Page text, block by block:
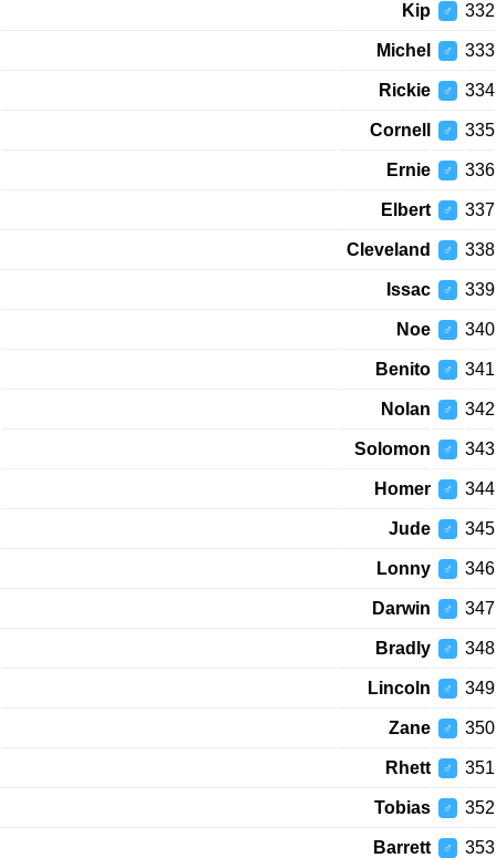
332
♂
Kip
333
♂
Michel
334
♂
Rickie
335
♂
Cornell
336
♂
Ernie
337
♂
Elbert
338
♂
Cleveland
339
♂
Issac
340
♂
Noe
341
♂
Benito
342
♂
Nolan
343
♂
Solomon
344
♂
Homer
345
♂
Jude
346
♂
Lonny
347
♂
Darwin
348
♂
Bradly
349
♂
Lincoln
350
♂
Zane
351
♂
Rhett
352
♂
Tobias
353
♂
Barrett